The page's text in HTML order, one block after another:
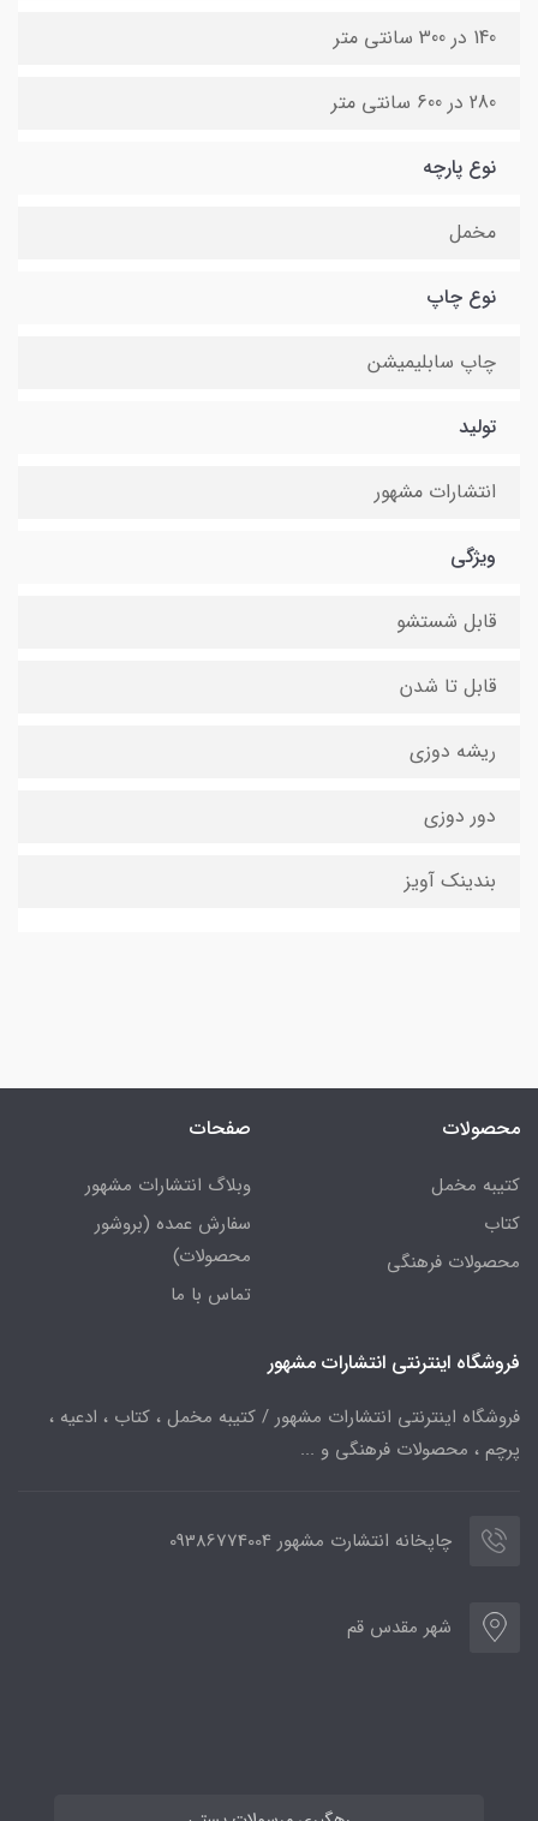
140 در 300 سانتی متر
280 در 600 سانتی متر
نوع پارچه
مخمل
نوع چاپ
چاپ سابلیمیشن
تولید
انتشارات مشهور
ویژگی
قابل شستشو
قابل تا شدن
ریشه دوزی
دور دوزی
بندینک آویز
محصولات
کتیبه مخمل
کتاب
محصولات فرهنگی
صفحات
وبلاگ انتشارات مشهور
سفارش عمده (بروشور
محصولات)
تماس با ما
فروشگاه اینترنتی انتشارات مشهور
فروشگاه اینترنتی انتشارات مشهور / کتیبه مخمل ، کتاب ، ادعیه ،
پرچم ، محصولات فرهنگی و ...
چاپخانه انتشارت مشهور 09386774004
شهر مقدس قم